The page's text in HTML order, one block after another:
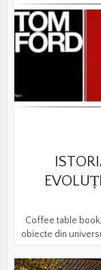
Coffee table
obiecte din